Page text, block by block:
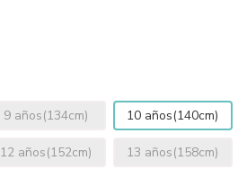
9 años(134cm) 10 años(140cm)
12 años(152cm) 13 años(158cm)